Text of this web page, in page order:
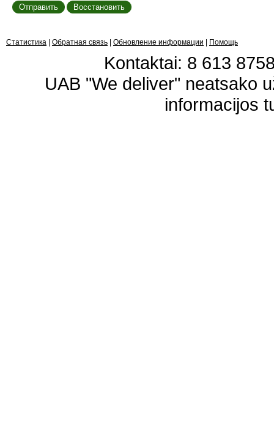
Статистика Обратная связь Обновление информации Помощь
Kontaktai: 8 613
UAB "We deliver" neatsako
informacijos